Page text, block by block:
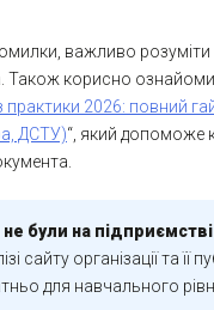
важливо
Також корисно
практики 2026: повний
ДСТУ)“, який допоможе
не були на
сайту організації та її
для навчального